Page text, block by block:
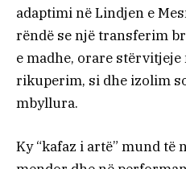
adaptimi në Lindjen e
rëndë se një transferim
e madhe, orare
rikuperim, si dhe izolim
mbyllura.
Ky “kafaz i artë” mund të